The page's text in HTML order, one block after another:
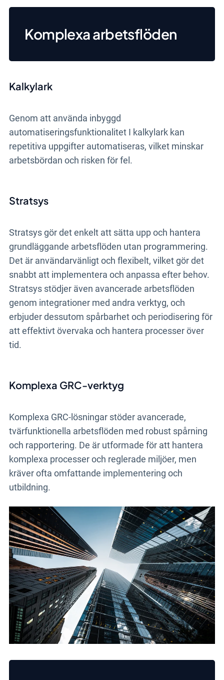
Komplexa arbetsflöden
Kalkylark
Genom att använda inbyggd
automatiseringsfunktionalitet I kalkylark kan
repetitiva uppgifter automatiseras, vilket minskar
arbetsbördan och risken för fel.
Stratsys
Stratsys gör det enkelt att sätta upp och hantera
grundläggande arbetsflöden utan programmering.
Det är användarvänligt och flexibelt, vilket gör det
snabbt att implementera och anpassa efter behov.
Stratsys stödjer även avancerade arbetsflöden
genom integrationer med andra verktyg, och
erbjuder dessutom spårbarhet och periodisering för
att effektivt övervaka och hantera processer över
tid.
Komplexa GRC-verktyg
Komplexa GRC-lösningar stöder avancerade,
tvärfunktionella arbetsflöden med robust spårning
och rapportering. De är utformade för att hantera
komplexa processer och reglerade miljöer, men
kräver ofta omfattande implementering och
utbildning.
Till anmälan